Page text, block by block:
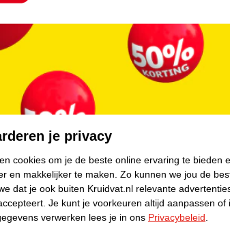
Over
Pers
Winkelformule
Bedrijfsgegevens
je privacy
cookies om je de beste online ervaring te bieden
en makkelijker te maken. Zo kunnen we jou de
dat je ook buiten Kruidvat.nl relevante
Je kunt je voorkeuren altijd aanpassen of
verwerken lees je in ons Privacybeleid